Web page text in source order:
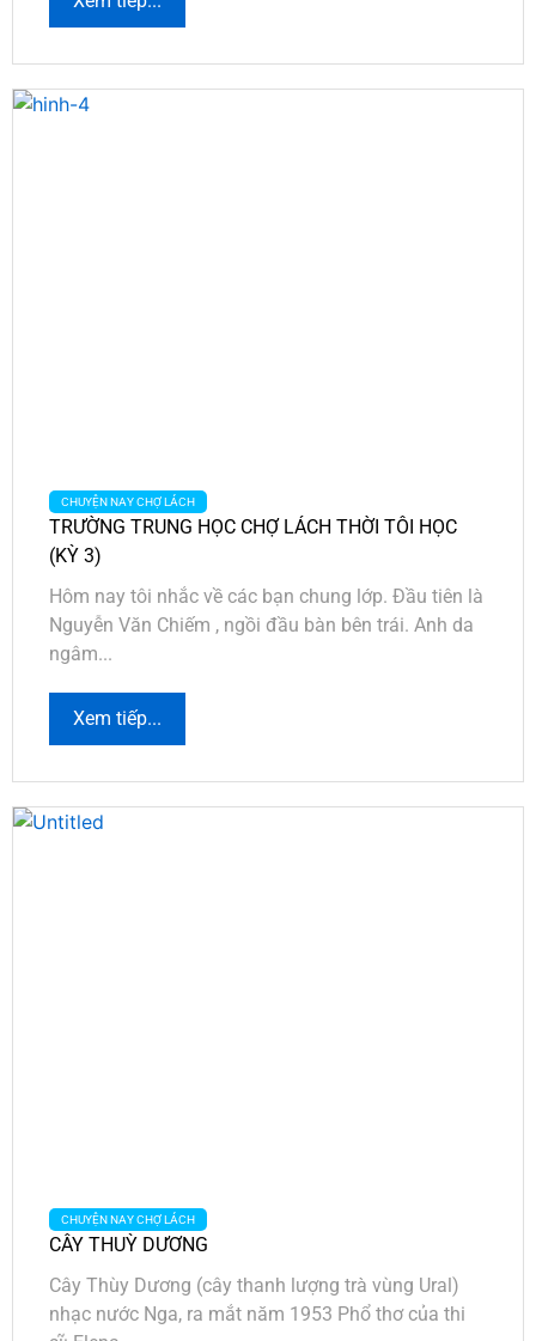
CHUYỆN NAY CHỢ LÁCH
TRƯỜNG TRUNG HỌC CHỢ LÁCH THỜI TÔI HỌC
(KỲ 3)
Hôm nay tôi nhắc về các bạn chung lớp. Đầu tiên là
Nguyễn Văn Chiếm , ngồi đầu bàn bên trái. Anh da
ngâm...
Xem tiếp...
CHUYỆN NAY CHỢ LÁCH
CÂY THUỲ DƯƠNG
Cây Thùy Dương (cây thanh lượng trà vùng Ural)
nhạc nước Nga, ra mắt năm 1953 Phổ thơ của thi